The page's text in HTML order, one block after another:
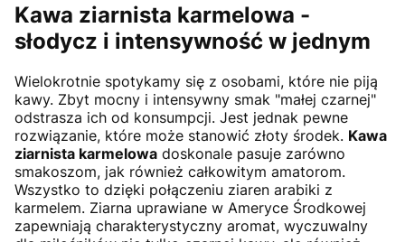
Kawa ziarnista karmelowa -
słodycz i intensywność w jednym
Wielokrotnie spotykamy się z osobami, które nie piją
kawy. Zbyt mocny i intensywny smak "małej czarnej"
odstrasza ich od konsumpcji. Jest jednak pewne
rozwiązanie, które może stanowić złoty środek. Kawa
ziarnista karmelowa doskonale pasuje zarówno
smakoszom, jak również całkowitym amatorom.
Wszystko to dzięki połączeniu ziaren arabiki z
karmelem. Ziarna uprawiane w Ameryce Środkowej
zapewniają charakterystyczny aromat, wyczuwalny